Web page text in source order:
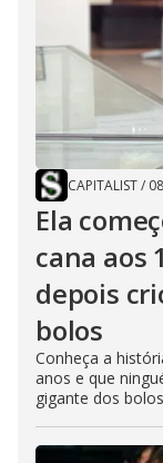
CAPITALIST/
Ela
cana aos
depois
bolos
Conheça a
anos e que
gigante dos